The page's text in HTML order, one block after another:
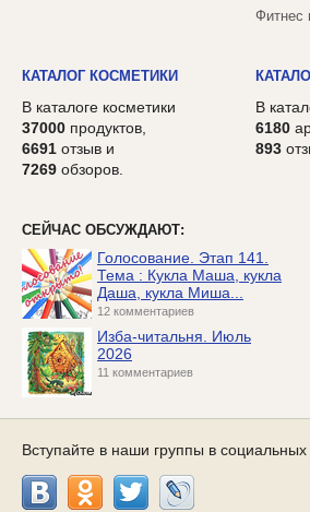
Фитнес
КАТАЛОГ КОСМЕТИКИ
В каталоге косметики
37000 продуктов,
6691 отзыв и
7269 обзоров.
В
6180
893
СЕЙЧАС ОБСУЖДАЮТ:
Голосование. Этап 141.
Тема : Кукла Маша, кукла
Даша, кукла Миша...
12 комментариев
Изба-читальня. Июль
2026
11 комментариев
Вступайте в наши группы в социальных